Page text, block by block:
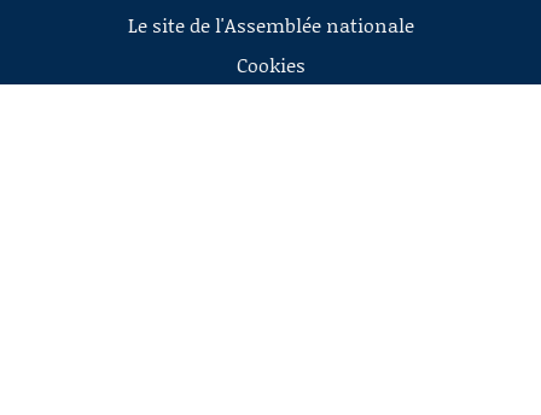
Le site de l'Assemblée nationale
Cookies